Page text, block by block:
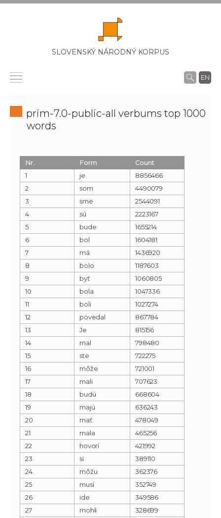
SLOVENSKÝ NÁRODNÝ KORPUS
EN
prim-7.0-public-all verbums top 1000
words
Nr. Form
Count
1
je
8856466
2
som
4490079
3
sme
2544091
4
sú
2223167
5
bude
1655214
6
bol
1604181
7
má
1436920
8
bolo
1187603
9
byť
1060805
10
bola
1047336
11
boli
1027274
12
povedal
867784
13
Je
815156
14
mal
798480
15
ste
722275
16
môže
721001
17
mali
707623
18
budú
668604
19
majú
636243
20
mať
478049
21
mala
465256
22
hovorí
421992
23
si
389110
24
môžu
362376
25
musí
352749
26
ide
349586
27
mohli
328699